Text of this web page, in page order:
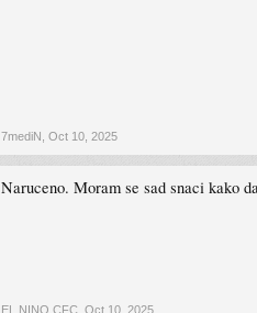
7mediN Oct 10, 2025
Naruceno. Moram se sad snaci kako
EL NINO CFC Oct 10, 2025